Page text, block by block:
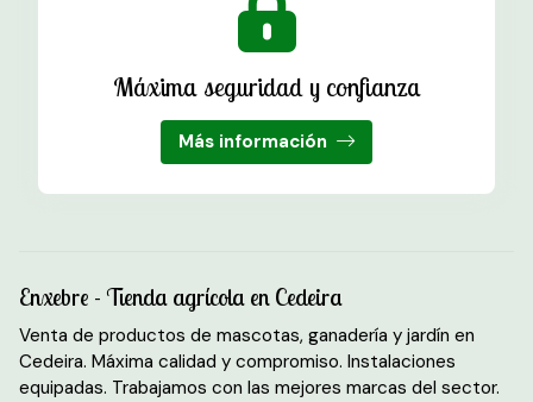
Máxima seguridad y confianza
Más información
Enxebre - Tienda agrícola en Cedeira
Venta de productos de mascotas, ganadería y jardín en
Cedeira. Máxima calidad y compromiso. Instalaciones
equipadas. Trabajamos con las mejores marcas del sector.